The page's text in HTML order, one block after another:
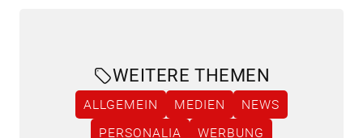
WEITERE THEMEN
ALLGEMEIN MEDIEN
NEWS
PERSONALIA
WERBUNG